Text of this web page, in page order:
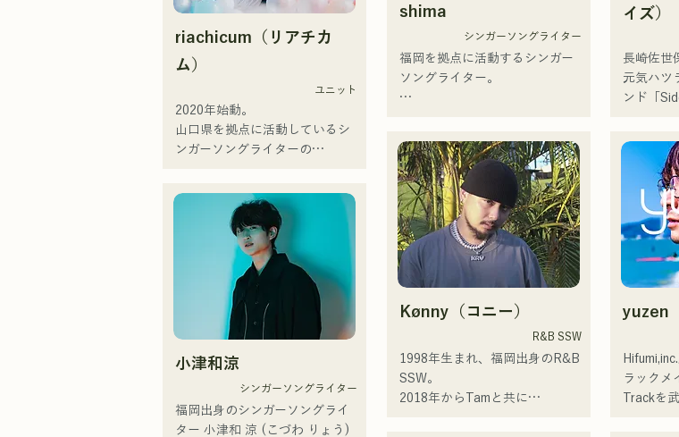
riachicum（リアチカ
ム）
ユニット
2020年始動。
山口県を拠点に活動しているシ
ンガーソングライターの
コロナ禍に入り、音楽で山口県
を盛り上げたいという思いから
ユニットを始動。
当初は動画配信サイトでの活動
のみだったが、2020年12月よ
り、山口県の地元イベントやラ
イブハウスでのライブ活動を始
地元音楽イベントやライブハウ
スを中心にパフォーマンスをし
ている。
小津和涼
シンガーソングライター
福岡出身のシンガーソングライ
ター 小津和 涼 (こづわ りょう)
2026年6月3日に新曲「Hello say
goodbye」を自身初の全国流通
盤でリリース！
shima
シンガーソングライター
福岡を拠点に活動するシンガー
ソングライター。
トの力強さとバラードの繊細さ
を併せ持つ楽曲を届けている。
コンセプトは、「等身大のまま
で。僕とあなたのための音楽
を。」気持ちが落ち込んだ時
や、心が沈んでしまう時こそ聴
自分自身も迷いや葛藤を抱える
瞬間があるからこそ、作り物で
はなく、ありのままの感情や言
葉をそのまま音楽にしている。
Kønny（コニー）
R&B SSW
1998年生まれ、福岡出身のR&B
SSW。
2018年からTamと共に
楽を表現
CHOYO
の大晟（
の末廣悠
う。
【NEW
2025年6
愛なんだ
イズ）
長崎佐世
元気ハツ
ンド「
小説を元
愁のあ
・バンド
└長崎県
スリーピ
（Vo）、
└長崎県
楽部で出
yuzen
ラックメ
Trackを